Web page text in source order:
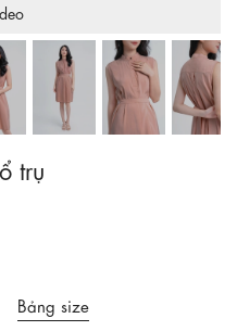
trụ
Bảng size